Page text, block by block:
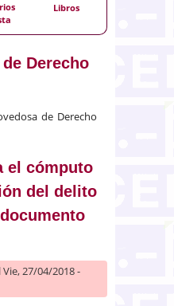
Libros
Derecho
de Derecho
el cómputo
del delito
Vie, 27/04/2018 -